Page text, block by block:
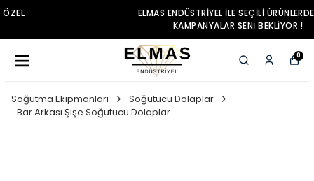
ELMAS ENDÜSTRIYEL ILE SEÇILI ÜRÜNLERDE ÖZEL
KAMPANYALAR SENI BEKLIYOR !
0
Soğutma Ekipmanları
Soğutucu Dolaplar
Bar Arkası Şişe Soğutucu Dolaplar